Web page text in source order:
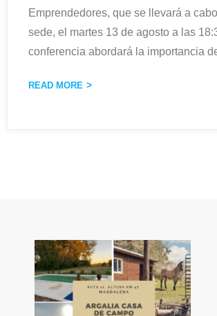
Emprendedores, que se llevará a
sede, el martes 13 de agosto a las
conferencia abordará la importancia
READ MORE